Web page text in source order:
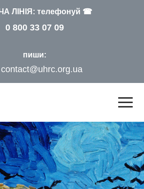
ЛІНІЯ: телефонуй ☎
0 800 33 07 09
пиши:
contact@uhrc.org.ua